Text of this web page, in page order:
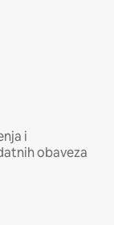
i
obaveza